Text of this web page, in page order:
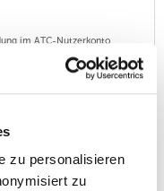
zu personalisieren
zu
im ATC-Nutzerkonto
Identität hat dieselbe
basierten ID-Profile: -
sowie zum Abruf in